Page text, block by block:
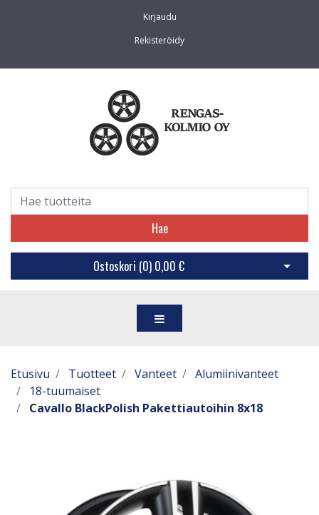
Kirjaudu
Rekisteröidy
Hae
Ostoskori (0) 0,00 € Avaa
Etusivu Tuotteet Vanteet
Alumiinivanteet
18-tuumaiset
Cavallo BlackPolish Pakettiautoihin 8x18